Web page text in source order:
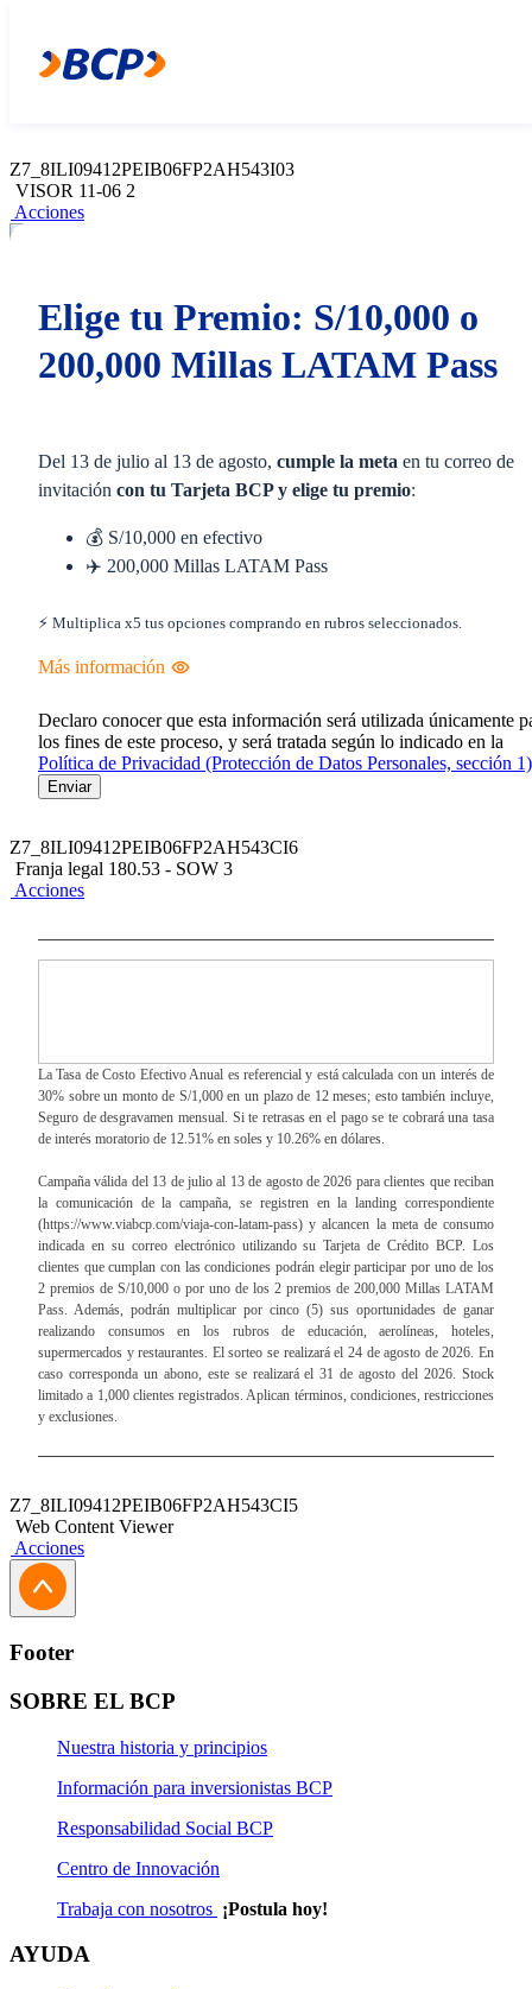
Acciones
Z7_8ILI09412PEIB06FP2AH543I03
VISOR 11-06 2
Acciones
Elige tu Premio: S/10,000 o
200,000 Millas LATAM Pass
Del 13 de julio al 13 de agosto, cumple la meta en tu correo de
invitación con tu Tarjeta BCP y elige tu premio:
💰 S/10,000 en efectivo
✈️ 200,000 Millas LATAM Pass
⚡ Multiplica x5 tus opciones comprando en rubros seleccionados.
Más información
Declaro conocer que esta información será utilizada únicamente
los fines de este proceso, y será tratada según lo indicado en la
Política de Privacidad (Protección de Datos Personales, sección 1)
Enviar
Z7_8ILI09412PEIB06FP2AH543CI6
Franja legal 180.53 - SOW 3
Acciones
La Tasa de Costo Efectivo Anual es referencial y está calculada con un interés de
30% sobre un monto de S/1,000 en un plazo de 12 meses; esto también incluye,
Seguro de desgravamen mensual. Si te retrasas en el pago se te cobrará una tasa
de interés moratorio de 12.51% en soles y 10.26% en dólares.
Campaña válida del 13 de julio al 13 de agosto de 2026 para clientes que reciban
la comunicación de la campaña, se registren en la landing correspondiente
(https://www.viabcp.com/viaja-con-latam-pass) y alcancen la meta de consumo
indicada en su correo electrónico utilizando su Tarjeta de Crédito BCP. Los
clientes que cumplan con las condiciones podrán elegir participar por uno de los
2 premios de S/10,000 o por uno de los 2 premios de 200,000 Millas LATAM
Pass. Además, podrán multiplicar por cinco (5) sus oportunidades de ganar
realizando consumos en los rubros de educación, aerolíneas, hoteles,
supermercados y restaurantes. El sorteo se realizará el 24 de agosto de 2026. En
caso corresponda un abono, este se realizará el 31 de agosto del 2026. Stock
limitado a 1,000 clientes registrados. Aplican términos, condiciones, restricciones
y exclusiones.
Z7_8ILI09412PEIB06FP2AH543CI5
Web Content Viewer
Acciones
Footer
SOBRE EL BCP
Nuestra historia y principios
Información para inversionistas BCP
Responsabilidad Social BCP
Centro de Innovación
Trabaja con nosotros ¡Postula hoy!
AYUDA